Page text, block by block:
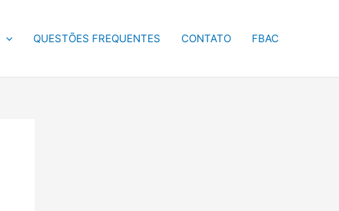
QUESTÕES FREQUENTES CONTATO FBAC